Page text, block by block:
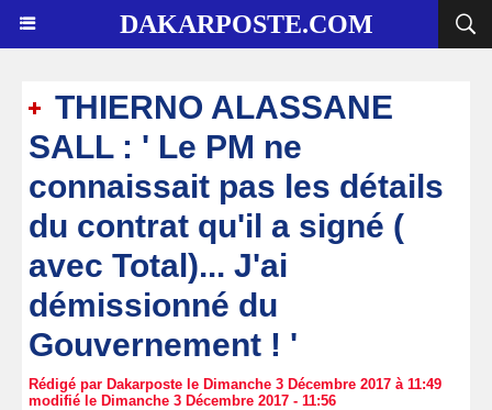
DAKARPOSTE.COM
THIERNO ALASSANE
SALL : ' Le PM ne
connaissait pas les détails
du contrat qu'il a signé (
avec Total)... J'ai
démissionné du
Gouvernement ! '
Rédigé par Dakarposte le Dimanche 3 Décembre 2017 à 11:49
modifié le Dimanche 3 Décembre 2017 - 11:56